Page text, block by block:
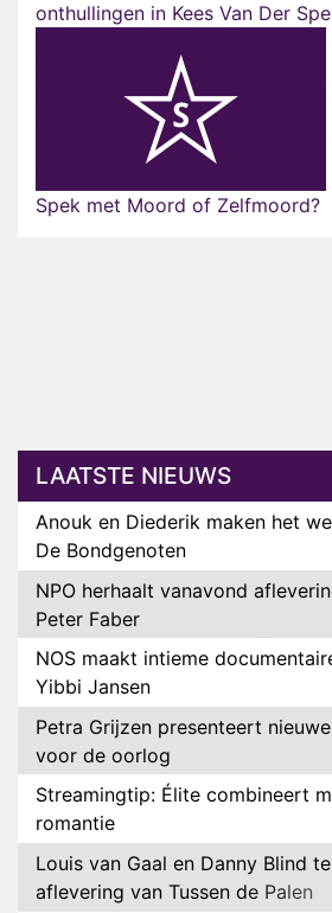
onthullingen in Kees Van Der
Spek met Moord of Zelfmoord?
LAATSTE NIEUWS
Anouk en Diederik maken het
De Bondgenoten
NPO herhaalt vanavond
Peter Faber
NOS maakt intieme
Yibbi Jansen
Petra Grijzen presenteert
voor de oorlog
Streamingtip: Élite combineert
romantie
Louis van Gaal en Danny Blind
aflevering van Tussen de Palen